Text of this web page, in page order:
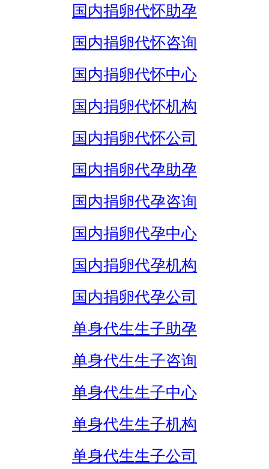
国内捐卵代怀助孕
国内捐卵代怀咨询
国内捐卵代怀中心
国内捐卵代怀机构
国内捐卵代怀公司
国内捐卵代孕助孕
国内捐卵代孕咨询
国内捐卵代孕中心
国内捐卵代孕机构
国内捐卵代孕公司
单身代生生子助孕
单身代生生子咨询
单身代生生子中心
单身代生生子机构
单身代生生子公司